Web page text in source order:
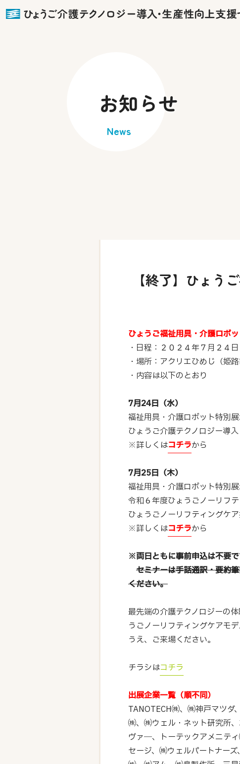
お知らせ
News
【終了】ひょう
ひょうご福祉用具・介護ロボ
・日程：２０２４年７月２４
・場所：アクリエひめじ（姫
・内容は以下のとおり
7月24日（水）
福祉用具・介護ロボット特別
ひょうご介護テクノロジー導
※詳しくはコチラから
7月25日（木）
福祉用具・介護ロボット特別
令和６年度ひょうごノーリフ
ひょうごノーリフティング
※詳しくはコチラから
※両日ともに事前申込は不要で
セミナーは手話通訳・要約
ください。
最先端の介護テクノロジーの
うごノーリフティングケアモ
うえ、ご来場ください。
チラシはコチラ
出展企業一覧（順不同）
TANOTECH㈱、㈱神戸マツダ
㈱、㈱ウェル・ネット研究所
ヴァ―、トーテックアメニテ
セージ、㈱ウェルパートナー